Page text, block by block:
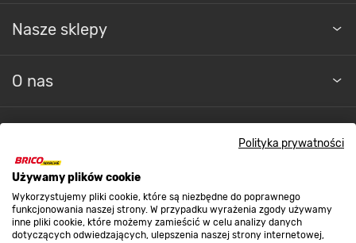
Polityka prywatności
Używamy plików cookie
Wykorzystujemy pliki cookie, które są niezbędne do poprawnego
funkcjonowania naszej strony. W przypadku wyrażenia zgody używamy
inne pliki cookie, które możemy zamieścić w celu analizy danych
dotyczących odwiedzających, ulepszenia naszej strony internetowej,
Nasze sklepy
O nas
Strefa biznesu